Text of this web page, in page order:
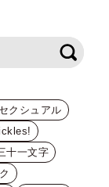
クシュアル
十一文字